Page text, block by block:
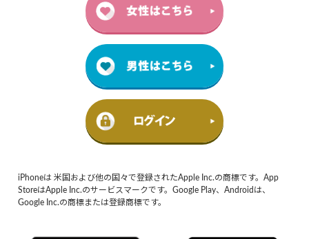
iPhoneは 米国および他の国々で登録されたApple Inc.の商標です。App
StoreはApple Inc.のサービスマークです。Google Play、Androidは、
Google Inc.の商標または登録商標です。